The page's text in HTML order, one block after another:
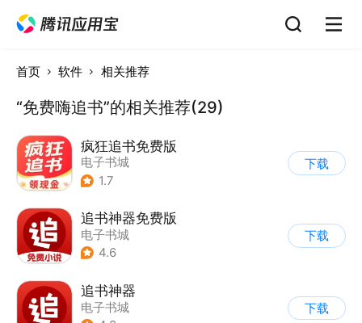
首页 软件 相关推荐
“免费嗨追书”的相关推荐(29)
疯狂追书免费版
电子书城
1.7
下载
追书神器免费版
电子书城
4.6
下载
追书神器
电子书城
下载